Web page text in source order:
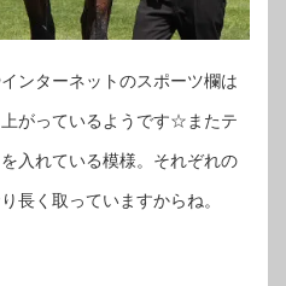
ンターネットのスポーツ欄は
がっているようです☆またテ
入れている模様。それぞれの
長く取っていますからね。